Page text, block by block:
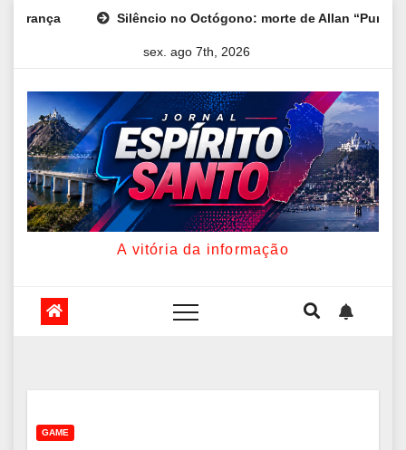
morte de Allan “Puro Osso” interrompe trajetória de
sex. ago 7th, 2026
A vitória da informação
GAME